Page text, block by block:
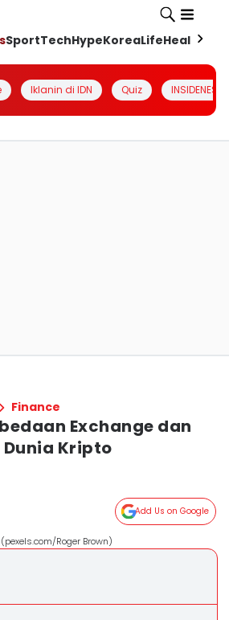
SportTechHypeKoreaLifeHealth
Iklanin di IDN Quiz INSIDENESIA
Finance
Exchange dan
Kripto
Add Us on Google
Roger Brown)